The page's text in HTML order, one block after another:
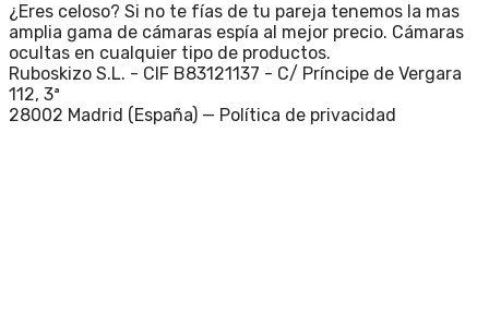
¿Eres celoso? Si no te fías de tu pareja tenemos la mas
amplia gama de cámaras espía al mejor precio. Cámaras
ocultas en cualquier tipo de productos.
Ruboskizo S.L. - CIF B83121137 - C/ Príncipe de Vergara
112, 3ª
28002 Madrid (España) — Política de privacidad